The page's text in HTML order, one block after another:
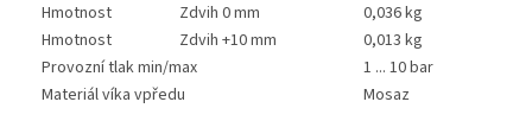
Hmotnost
Zdvih 0 mm
0,036 kg
Hmotnost
Zdvih +10 mm
0,013 kg
Provozní tlak min/max
1 ... 10 bar
Materiál víka vpředu
Mosaz